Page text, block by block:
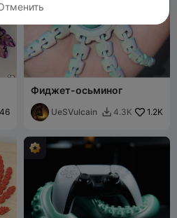
Фиджет-осьминог
UeSVulcain  4.3K 1.2K